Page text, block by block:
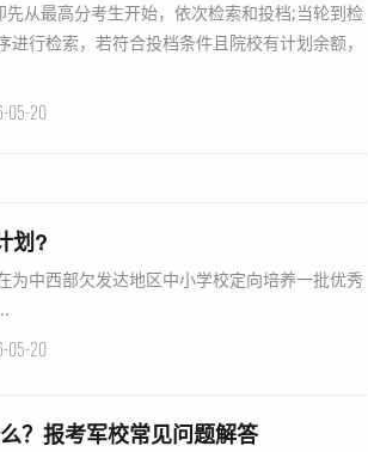
从最高分考生开始，依次检索和投档;当轮到检
行检索，若符合投档条件且院校有计划余额，
05-20
划?
中西部欠发达地区中小学校定向培养一批优秀
05-20
？报考军校常见问题解答